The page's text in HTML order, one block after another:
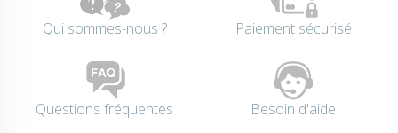
Qui sommes-nous ? Paiement sécurisé
Questions fréquentes Besoin d'aide